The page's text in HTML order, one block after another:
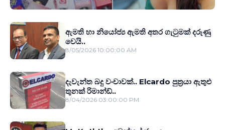
ඇමති හා නියෝජ්‍ය ඇමති අතර ගැටුමක් දරුණු
වෙයි..
8/05/2026 10:00:00 AM
දැවැන්ත බදු වංචාවක්.. Elcardo පුත‍්‍රයා ඇතුළු
තුනක් රිමාන්ඩ්..
8/04/2026 03:00:00 PM